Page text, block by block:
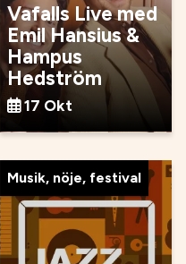
Vafalls Live med
Emil Hansius &
Hampus
Hedström
17 Okt
Musik, nöje, festival